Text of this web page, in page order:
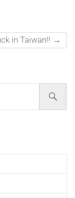
in Taiwan!! →
索…